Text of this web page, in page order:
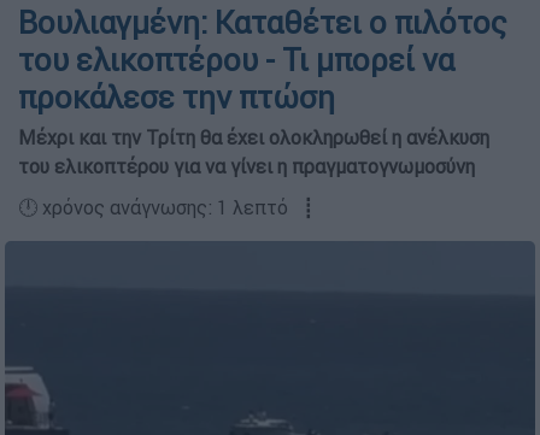
Βουλιαγμένη: Καταθέτει ο πιλότος
του ελικοπτέρου - Τι μπορεί να
προκάλεσε την πτώση
Μέχρι και την Τρίτη θα έχει ολοκληρωθεί η ανέλκυση
του ελικοπτέρου για να γίνει η πραγματογνωμοσύνη
🕛 χρόνος ανάγνωσης: 1 λεπτό ┋